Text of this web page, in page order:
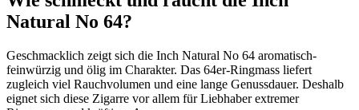
Natural No 64?
Geschmacklich zeigt sich die Inch Natural No 64 aromatisch-
feinwürzig und ölig im Charakter. Das 64er-Ringmass liefert
zugleich viel Rauchvolumen und eine lange Genussdauer. Deshalb
eignet sich diese Zigarre vor allem für Liebhaber extremer